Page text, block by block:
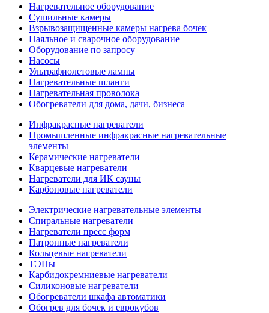
Нагревательное оборудование
Сушильные камеры
Взрывозащищенные камеры нагрева бочек
Паяльное и сварочное оборудование
Оборудование по запросу
Насосы
Ультрафиолетовые лампы
Нагревательные шланги
Нагревательная проволока
Обогреватели для дома, дачи, бизнеса
Инфракрасные нагреватели
Промышленные инфракрасные нагревательные
элементы
Керамические нагреватели
Кварцевые нагреватели
Нагреватели для ИК сауны
Карбоновые нагреватели
Электрические нагревательные элементы
Спиральные нагреватели
Нагреватели пресс форм
Патронные нагреватели
Кольцевые нагреватели
ТЭНы
Карбидокремниевые нагреватели
Силиконовые нагреватели
Обогреватели шкафа автоматики
Обогрев для бочек и еврокубов